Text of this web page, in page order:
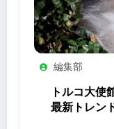
編集部
トルコ大使
最新トレン